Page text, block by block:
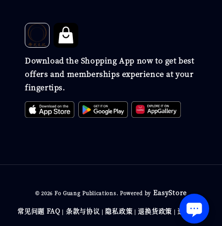
Download the Shopping App now to get best
offers and memberships experience at your
fingertips.
© 2026 Fo Guang Publications. Powered by EasyStore
常见问题 FAQ | 条款与协议 | 隐私政策 |退换货政策 |送货政策